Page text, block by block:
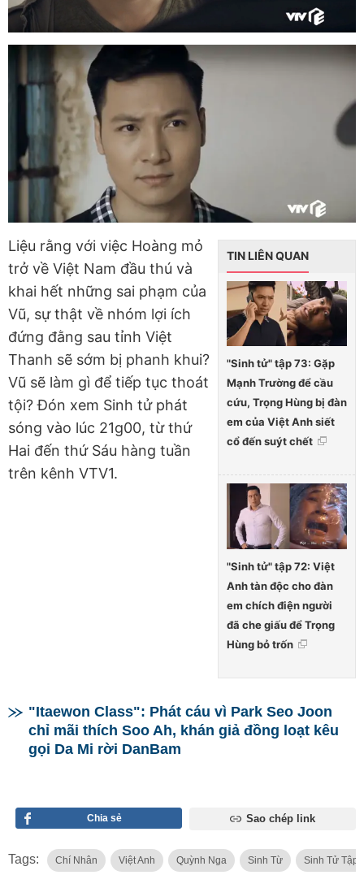
TIN LIÊN QUAN
"Sinh tử" tập 73: Gặp
Mạnh Trường để cầu
cứu, Trọng Hùng bị đàn
em của Việt Anh siết
cổ đến suýt chết
"Sinh tử" tập 72: Việt
Anh tàn độc cho đàn
em chích điện người
đã che giấu để Trọng
Hùng bỏ trốn
Liệu rằng với việc Hoàng mỏ
trở về Việt Nam đầu thú và
khai hết những sai phạm của
Vũ, sự thật về nhóm lợi ích
đứng đằng sau tỉnh Việt
Thanh sẽ sớm bị phanh khui?
Vũ sẽ làm gì để tiếp tục thoát
tội? Đón xem Sinh tử phát
sóng vào lúc 21g00, từ thứ
Hai đến thứ Sáu hàng tuần
trên kênh VTV1.
"Itaewon Class": Phát cáu vì Park Seo Joon
chỉ mãi thích Soo Ah, khán giả đồng loạt kêu
gọi Da Mi rời DanBam
Chia sẻ Sao chép link
Tags: Chí Nhân Việt Anh Quỳnh Nga Sinh Từ Sinh Tử Tập